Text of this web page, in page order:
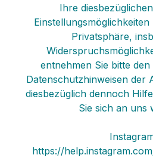
Ihre
Privatsphäre,
entnehmen Sie bitte
Datenschutzhinweisen der
diesbezüglich dennoch
Sie sich an uns
https://